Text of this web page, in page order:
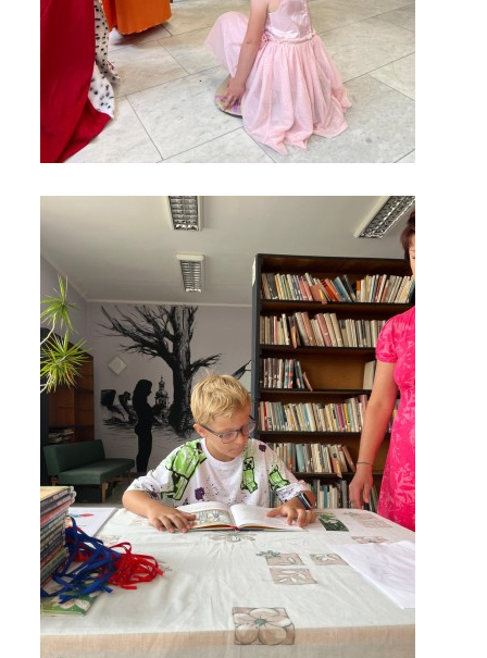
FREE WIFI
VÝZNAČNÍ RODÁCI
FOTOALBUM
NAPSALI O NÁS....
SLUŽBY
KNIHOVNÍ ŘÁD
HRY, KVÍZY, VZDĚLÁVÁNÍ ON-LINE
Obecní knihovna Chrášťany
Chrášťany 74
373 04
knihovnachrastany@seznam.cz